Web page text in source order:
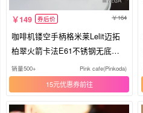
149 券后价 164
咖啡机镂空手柄格米莱Lelit迈拓
柏翠火箭卡法E61不锈钢无底手
柄
销量500+ Pink cafe(Pinkoda)
15元优惠券